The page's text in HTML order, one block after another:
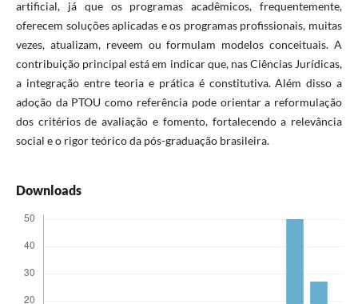
artificial, já que os programas acadêmicos, frequentemente,
oferecem soluções aplicadas e os programas profissionais, muitas
vezes, atualizam, reveem ou formulam modelos conceituais. A
contribuição principal está em indicar que, nas Ciências Jurídicas,
a integração entre teoria e prática é constitutiva. Além disso a
adoção da PTOU como referência pode orientar a reformulação
dos critérios de avaliação e fomento, fortalecendo a relevância
social e o rigor teórico da pós-graduação brasileira.
Downloads